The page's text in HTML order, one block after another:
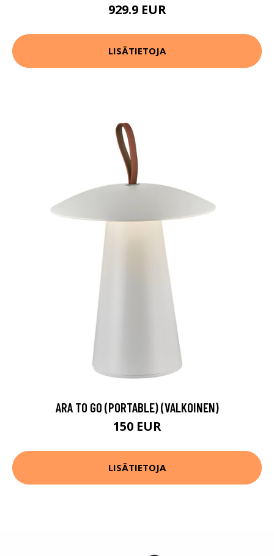
929.9 EUR
LISÄTIETOJA
ARA TO GO (PORTABLE) (VALKOINEN)
150 EUR
LISÄTIETOJA